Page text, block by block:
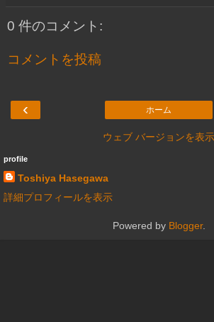
0 件のコメント:
コメントを投稿
‹ ホーム
ウェブ バージョンを表示
profile
Toshiya Hasegawa
詳細プロフィールを表示
Powered by Blogger.